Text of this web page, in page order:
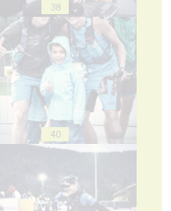
38
40